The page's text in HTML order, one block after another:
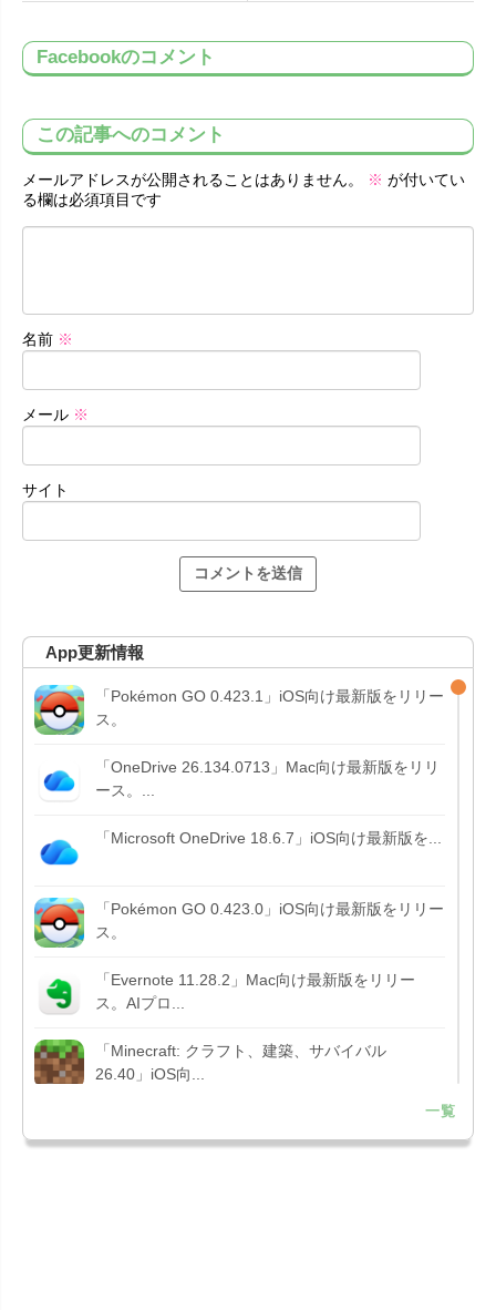
Facebookのコメント
この記事へのコメント
メールアドレスが公開されることはありません。 ※ が付いてい
る欄は必須項目です
名前 ※
メール ※
サイト
App更新情報
「Pokémon GO 0.423.1」iOS向け最新版をリリー
ス。
「OneDrive 26.134.0713」Mac向け最新版をリリ
ース。...
「Microsoft OneDrive 18.6.7」iOS向け最新版を...
「Pokémon GO 0.423.0」iOS向け最新版をリリー
ス。
「Evernote 11.28.2」Mac向け最新版をリリー
ス。AIプロ...
「Minecraft: クラフト、建築、サバイバル
26.40」iOS向...
151.0.7922....
一覧